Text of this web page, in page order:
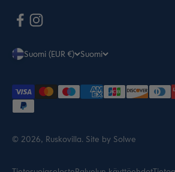
Suomi (EUR €) Suomi
© 2026, Ruskovilla. Site by Solwe